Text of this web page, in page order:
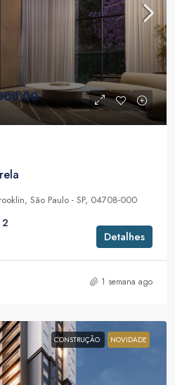
São Paulo - SP, 04708-000
2
Detalhes
1 semana ago
CONSTRUÇÃO NOVIDADE